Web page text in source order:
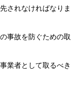
されなければなりま
事故を防ぐための取
業者として取るべき